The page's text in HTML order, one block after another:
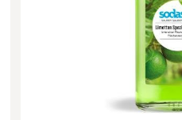
KATEGORIE